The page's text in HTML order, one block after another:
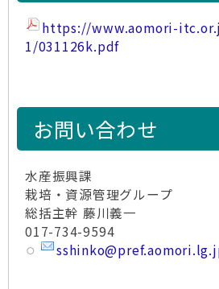
https://www.aomori-
1/031126k.pdf
お問い合わせ
水産振興課
栽培・資源管理グループ
総括主幹 藤川義一
017-734-9594